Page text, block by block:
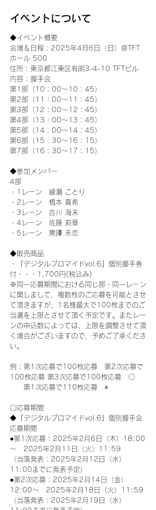
イベントについて
◆イベント概要
会場＆日程：2025年4月6日（日）＠TFT
ホール 500
住所：東京都江東区有明3-4-10 TFTビル
内容：握手会
第1部（10：00～10：45）
第2部（11：00～11：45）
第3部（12：00～12：45）
第4部（13：00～13：45）
第5部（14：00～14：45）
第6部（15：30～16：15）
第7部（16：30～17：15）
◆参加メンバー
4部
・1レーン　綾瀬 ことり
・2レーン　橋本 真希
・3レーン　吉川 海未
・4レーン　佐藤 莉華
・5レーン　黒澤 禾恋
◆販売商品
・『デジタルブロマイドvol.6』個別握手券
付・・・1,700円(税込み)
※同一応募期間における同じ部・同一レーン
に関しまして、複数枚のご応募を可能とさせ
て頂きますが、1名様最大で100枚までのご
当選を上限とさせて頂く予定です。またレー
ンの申込数によっては、上限を調整させて頂
く場合がございますので、予めご了承くださ
い。
例：第1次応募で100枚応募　第2次応募で
100枚応募 第3次応募で100枚応募　〇
第1次応募で110枚応募　×
〇応募期間
◆『デジタルブロマイドvol.6』個別握手会
応募期間
●第1次応募：2025年2月6日（木）18:00
～　2025年2月11日（火）11:59
（当落発表：2025年2月12日（水）
11:00までに発表予定）
●第2次応募：2025年2月14日（金）
12:00～　2025年2月18日（火）11:59
（当落発表：2025年2月19日（水）